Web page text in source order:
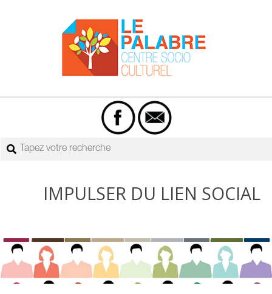
Centre
culturel
Le
Palabre
Rechercher
IMPULSER DU LIEN SOCIAL